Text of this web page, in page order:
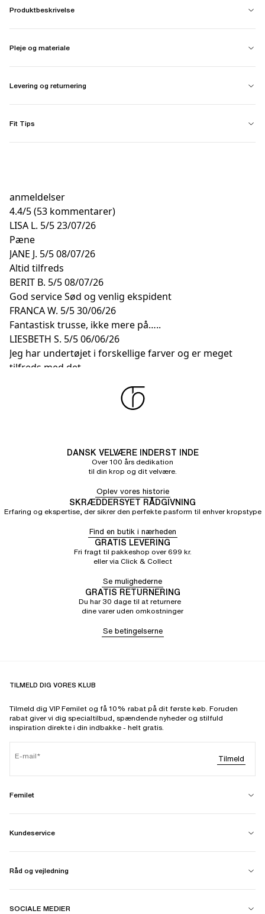
Produktbeskrivelse
Pleje og materiale
Levering og returnering
Fit Tips
anmeldelser
4.4/5(53 kommentarer)
LISA L. 5/523/07/26
Pæne
JANE J. 5/508/07/26
Altid tilfreds
BERIT B. 5/508/07/26
God service Sød og venlig ekspident
FRANCA W. 5/530/06/26
Fantastisk trusse, ikke mere på…..
LIESBETH S. 5/506/06/26
Jeg har undertøjet i forskellige farver og er meget
tilfreds med det
DANSK VELVÆRE INDERST INDE
Over 100 års dedikation
til din krop og dit velvære.
Oplev vores historie
SKRÆDDERSYET RÅDGIVNING
Erfaring og ekspertise, der sikrer den perfekte pasform til enhver kropstype
Find en butik i nærheden
GRATIS LEVERING
Fri fragt til pakkeshop over 699 kr.
eller via Click & Collect
Se mulighederne
GRATIS RETURNERING
Du har 30 dage til at returnere
dine varer uden omkostninger
Se betingelserne
TILMELD DIG VORES KLUB
Tilmeld dig VIP Femilet og få 10% rabat på dit første køb. Foruden
rabat giver vi dig specialtilbud, spændende nyheder og stilfuld
inspiration direkte i din indbakke - helt gratis.
E-mail Tilmeld
Femilet
Kundeservice
Råd og vejledning
SOCIALE MEDIER